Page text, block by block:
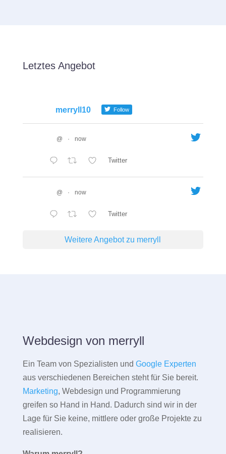
Letztes Angebot
merryll10 Follow
@ · now
Twitter
@ · now
Twitter
Weitere Angebot zu merryll
Webdesign von merryll
Ein Team von Spezialisten und Google Experten
aus verschiedenen Bereichen steht für Sie bereit.
Marketing, Webdesign und Programmierung
greifen so Hand in Hand. Dadurch sind wir in der
Lage für Sie keine, mittlere oder große Projekte zu
realisieren.